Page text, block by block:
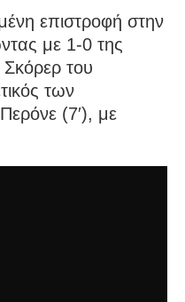
επιστροφή στην
με 1-0 της
του
των
(7′), με